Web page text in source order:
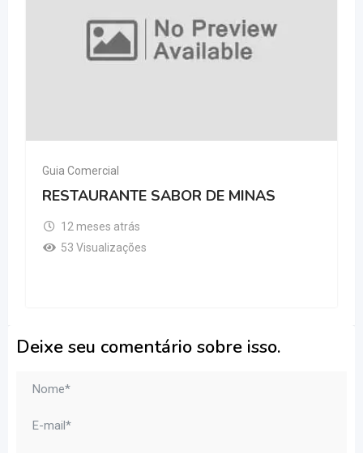
Guia Comercial
RESTAURANTE SABOR DE MINAS
12 meses atrás
53 Visualizações
Deixe seu comentário sobre isso.